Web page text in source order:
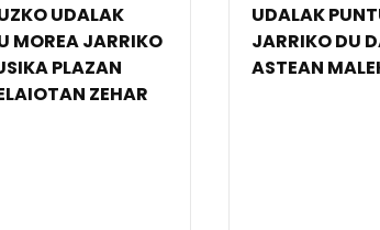
UDALAK
MOREA JARRIKO
PLAZAN
ZEHAR
UDALAK
JARRIKO DU
ASTEAN